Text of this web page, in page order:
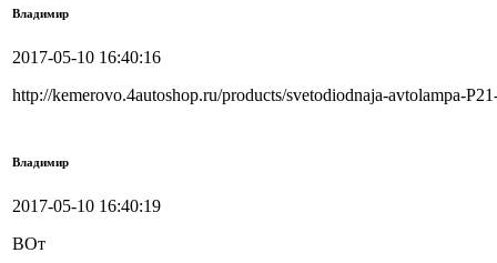
Владимир
2017-05-10 16:40:16
http://kemerovo.4autoshop.ru/products/svetodiodnaja-avtolampa-
Владимир
2017-05-10 16:40:19
ВОт